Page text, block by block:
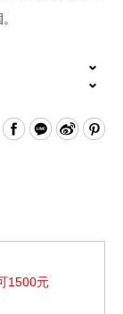
用後會產生局部
1500元